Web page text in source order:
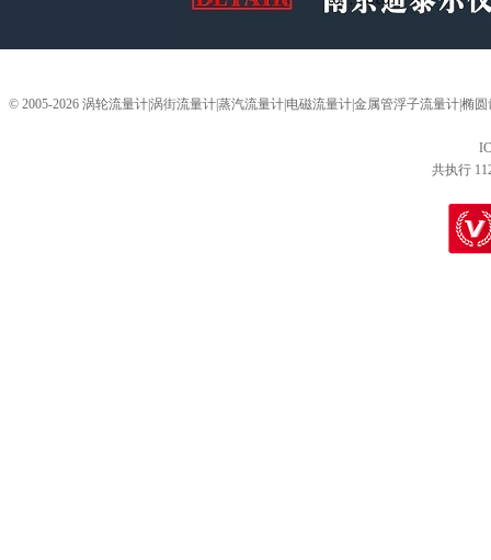
© 2005-2026 涡轮流量计|涡街流量计|蒸汽流量计|电磁流量计|金属管浮子流量计|椭
共执行